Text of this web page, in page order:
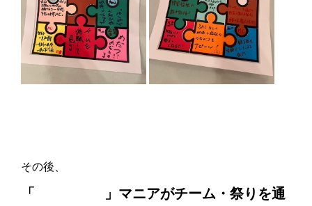
その後、
「 」マニアがチーム・祭りを通